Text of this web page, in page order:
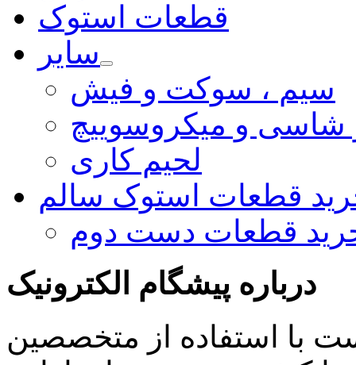
قطعات استوک
سایر
سیم ، سوکت و فیش
شاسی و میکروسوییچ
لحیم کاری
قطعات استوک سالم
قطعات دست دوم
درباره پیشگام الکترونیک
با استفاده از متخصصین